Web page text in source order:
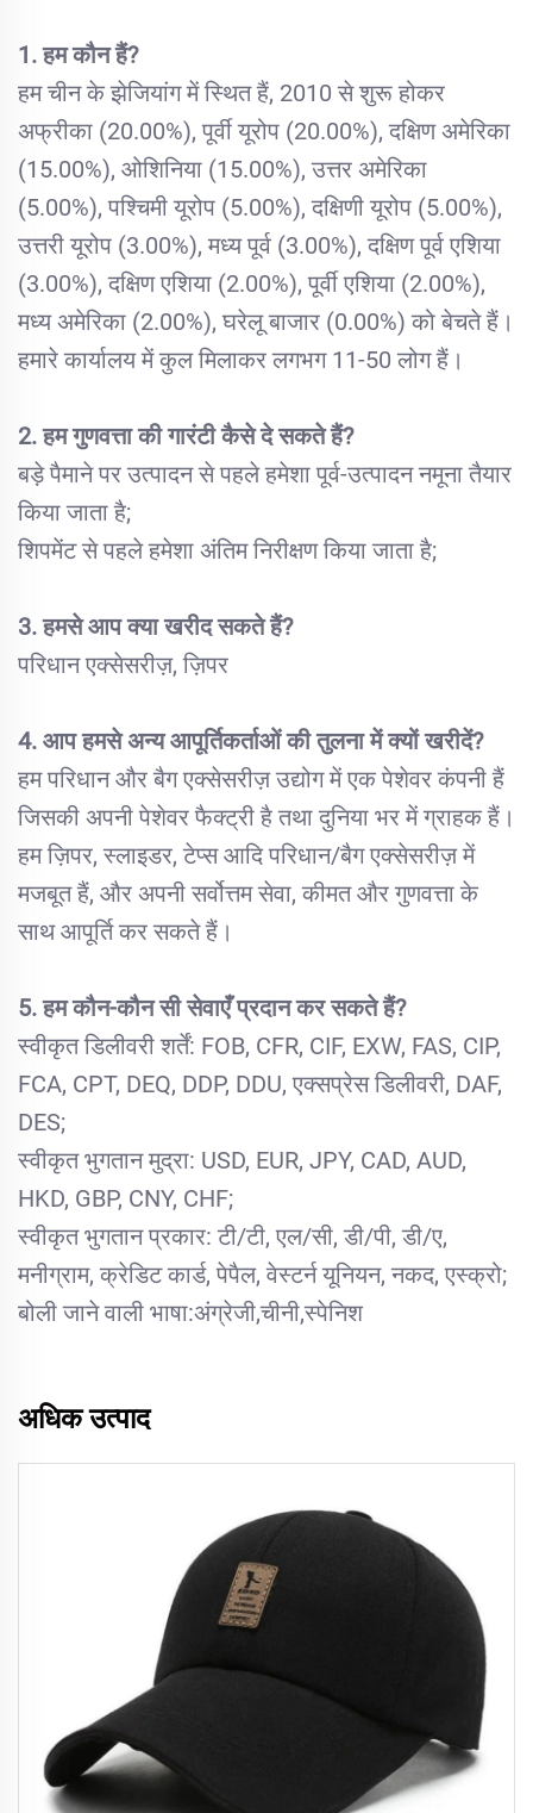
1. हम कौन हैं?
हम चीन के झेजियांग में स्थित हैं, 2010 से शुरू होकर
अफ्रीका (20.00%), पूर्वी यूरोप (20.00%), दक्षिण अमेरिका
(15.00%), ओशिनिया (15.00%), उत्तर अमेरिका
(5.00%), पश्चिमी यूरोप (5.00%), दक्षिणी यूरोप (5.00%),
उत्तरी यूरोप (3.00%), मध्य पूर्व (3.00%), दक्षिण पूर्व एशिया
(3.00%), दक्षिण एशिया (2.00%), पूर्वी एशिया (2.00%),
मध्य अमेरिका (2.00%), घरेलू बाजार (0.00%) को बेचते हैं।
हमारे कार्यालय में कुल मिलाकर लगभग 11-50 लोग हैं।
2. हम गुणवत्ता की गारंटी कैसे दे सकते हैं?
बड़े पैमाने पर उत्पादन से पहले हमेशा पूर्व-उत्पादन नमूना तैयार
किया जाता है;
शिपमेंट से पहले हमेशा अंतिम निरीक्षण किया जाता है;
3. हमसे आप क्या खरीद सकते हैं?
परिधान एक्सेसरीज़, ज़िपर
4. आप हमसे अन्य आपूर्तिकर्ताओं की तुलना में क्यों खरीदें?
हम परिधान और बैग एक्सेसरीज़ उद्योग में एक पेशेवर कंपनी हैं
जिसकी अपनी पेशेवर फैक्ट्री है तथा दुनिया भर में ग्राहक हैं।
हम ज़िपर, स्लाइडर, टेप्स आदि परिधान/बैग एक्सेसरीज़ में
मजबूत हैं, और अपनी सर्वोत्तम सेवा, कीमत और गुणवत्ता के
साथ आपूर्ति कर सकते हैं।
5. हम कौन-कौन सी सेवाएँ प्रदान कर सकते हैं?
स्वीकृत डिलीवरी शर्तें: FOB, CFR, CIF, EXW, FAS, CIP,
FCA, CPT, DEQ, DDP, DDU, एक्सप्रेस डिलीवरी, DAF,
DES;
स्वीकृत भुगतान मुद्रा: USD, EUR, JPY, CAD, AUD,
HKD, GBP, CNY, CHF;
स्वीकृत भुगतान प्रकार: टी/टी, एल/सी, डी/पी, डी/ए,
मनीग्राम, क्रेडिट कार्ड, पेपैल, वेस्टर्न यूनियन, नकद, एस्क्रो;
बोली जाने वाली भाषा:अंग्रेजी,चीनी,स्पेनिश
अधिक उत्पाद